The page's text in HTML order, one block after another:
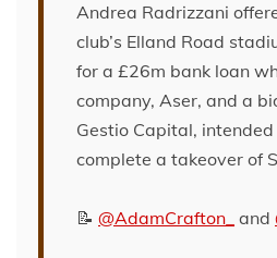
Andrea Radrizzani
club’s Elland Road
for a £26m bank loan
company, Aser, and a
Gestio Capital,
complete a takeover of
📝 @AdamCrafton_ and